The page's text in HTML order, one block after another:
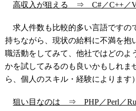
高収入が狙える ⇒ C#／C++／
求人件数も比較的多い言語ですの
持ちながら、現状の給料に不満を抱
職活動をしてみて、他社ではどのよ
かを試してみるのも良いかもしれま
ら、個人のスキル・経験によります
狙い目なのは ⇒ PHP／Perl ／